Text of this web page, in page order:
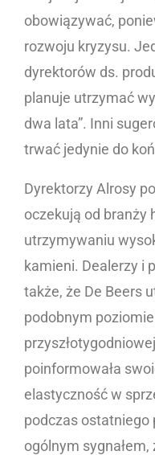
obowiązywać,
rozwoju kryzysu.
dyrektorów ds.
planuje utrzymać
dwa lata”. Inni
trwać jedynie do
Dyrektorzy Alrosy
oczekują od branży
utrzymywaniu
kamieni. Dealerzy i
także, że De Beers
podobnym
poinformowała
elastyczność w
podczas
ogólnym